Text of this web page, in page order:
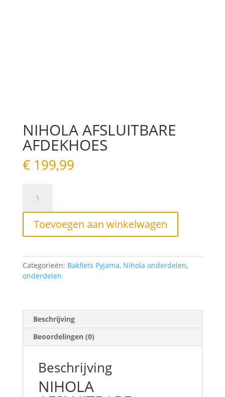
NIHOLA AFSLUITBARE
AFDEKHOES
€199,99
AFSLUITBARE
AFDEKHOES
aantal
Toevoegen aan winkelwagen
Categorieën: Bakfiets Pyjama, Nihola onderdelen,
onderdelen
Beschrijving
Beoordelingen (0)
Beschrijving
NIHOLA